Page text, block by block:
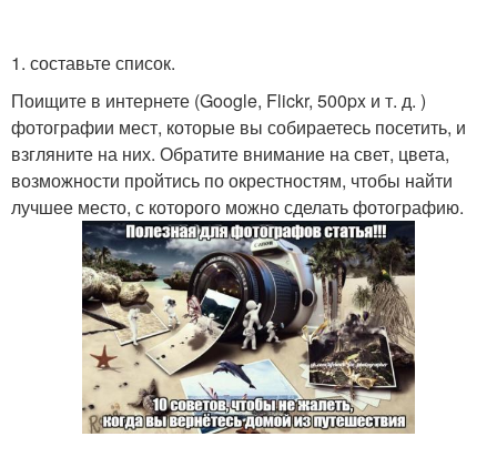
1. составьте список.
Поищите в интернете (Google, Flickr, 500px и т. д. )
фотографии мест, которые вы собираетесь посетить, и
взгляните на них. Обратите внимание на свет, цвета,
возможности пройтись по окрестностям, чтобы найти
лучшее место, с которого можно сделать фотографию.